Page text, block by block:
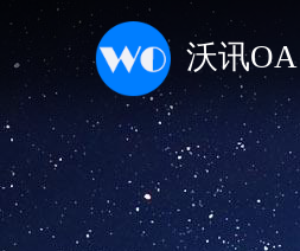
沃讯OA